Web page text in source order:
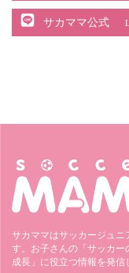
サカママ公式
サカママはサッカージュ
す。お子さんの「サッカー
成長」に役立つ情報を発信